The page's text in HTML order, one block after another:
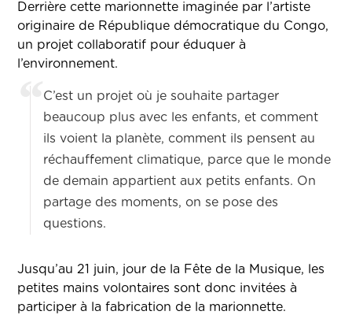
Derrière cette marionnette imaginée par l’artiste
originaire de République démocratique du Congo,
un projet collaboratif pour éduquer à
l’environnement.
C’est un projet où je souhaite partager
beaucoup plus avec les enfants, et comment
ils voient la planète, comment ils pensent au
réchauffement climatique, parce que le monde
de demain appartient aux petits enfants. On
partage des moments, on se pose des
questions.
Jusqu’au 21 juin, jour de la Fête de la Musique, les
petites mains volontaires sont donc invitées à
participer à la fabrication de la marionnette.